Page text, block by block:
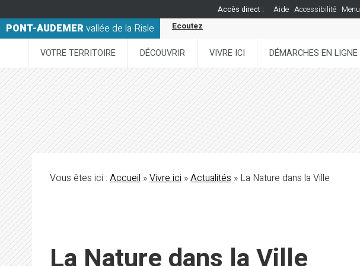
Accès direct : Aide Accessibilité Menu
PONT-AUDEMERvallée de la Risle Ecoutez
VOTRE TERRITOIRE DÉCOUVRIR VIVRE ICI DÉMARCHES EN LIGNE
Vous êtes ici :Accueil»Vivre ici»Actualités» La Nature dans la Ville